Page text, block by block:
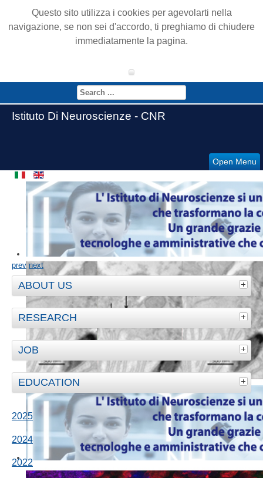
Questo sito utilizza i cookies per agevolarti nella
navigazione, se non sei d'accordo, ti preghiamo di chiudere
immediatamente la pagina.
Istituto Di Neuroscienze - CNR
Open Menu
prev next
ABOUT US
RESEARCH
JOB
EDUCATION
2025
2024
2022